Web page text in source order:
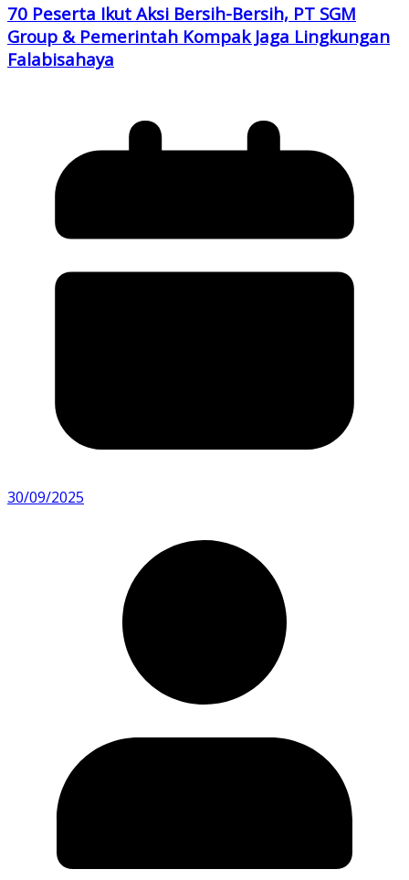
70 Peserta Ikut Aksi Bersih-Bersih, PT SGM
Group & Pemerintah Kompak Jaga Lingkungan
Falabisahaya
30/09/2025